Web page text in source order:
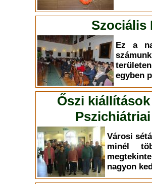
Szociális
Ez a
egyben
Őszi
Városi
minél
nagyon